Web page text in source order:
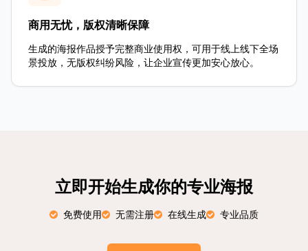
商用无忧，版权清晰保障
生成的海报作品授予完整商业使用权，可用于线上线下全场
景投放，无版权纠纷风险，让企业宣传更加安心放心。
立即开始生成你的专业海报
免费使用 无需注册 在线生成 专业品质